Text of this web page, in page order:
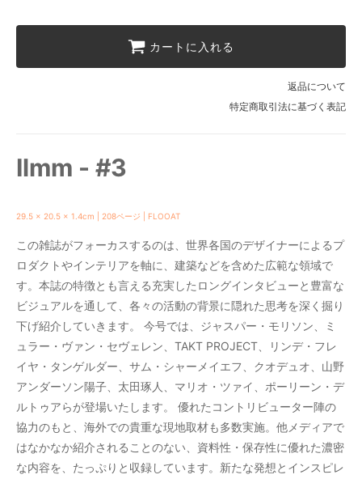
カートに入れる
返品について
特定商取引法に基づく表記
Ilmm - #3
29.5 x 20.5 x 1.4cm | 208ページ | FLOOAT
この雑誌がフォーカスするのは、世界各国のデザイナーによるプ
ロダクトやインテリアを軸に、建築などを含めた広範な領域で
す。本誌の特徴とも言える充実したロングインタビューと豊富な
ビジュアルを通して、各々の活動の背景に隠れた思考を深く掘り
下げ紹介していきます。 今号では、ジャスパー・モリソン、ミ
ュラー・ヴァン・セヴェレン、TAKT PROJECT、リンデ・フレ
イヤ・タンゲルダー、サム・シャーメイエフ、クオデュオ、山野
アンダーソン陽子、太田琢人、マリオ・ツァイ、ポーリーン・デ
ルトゥアらが登場いたします。 優れたコントリビューター陣の
協力のもと、海外での貴重な現地取材も多数実施。他メディアで
はなかなか紹介されることのない、資料性・保存性に優れた濃密
な内容を、たっぷりと収録しています。新たな発想とインスピレ